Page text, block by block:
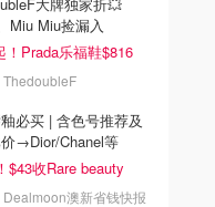
Miu Miu捡漏入
！Prada乐福鞋$816
ThedoubleF
必买 | 含色号推荐及
→Dior/Chanel等
$43收Rare beauty
Dealmoon澳新省钱快报